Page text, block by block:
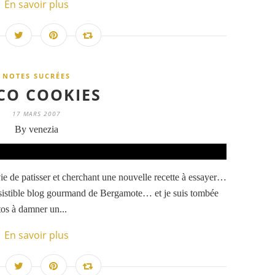
En savoir plus
NOTES SUCRÉES
COOKIES
17 MARS 2007
By venezia
de patisser et cherchant une nouvelle recette à essayer…
blog gourmand de Bergamote… et je suis tombée
à damner un...
En savoir plus